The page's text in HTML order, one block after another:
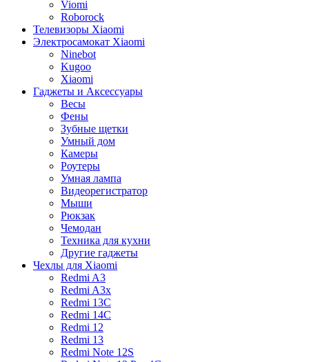
Viomi
Roborock
Телевизоры Xiaomi
Электросамокат Xiaomi
Ninebot
Kugoo
Xiaomi
Гаджеты и Аксессуары
Весы
Фены
Зубные щетки
Умный дом
Камеры
Роутеры
Умная лампа
Видеорегистратор
Мыши
Рюкзак
Чемодан
Техника для кухни
Другие гаджеты
Чехлы для Xiaomi
Redmi A3
Redmi A3x
Redmi 13C
Redmi 14C
Redmi 12
Redmi 13
Redmi Note 12S